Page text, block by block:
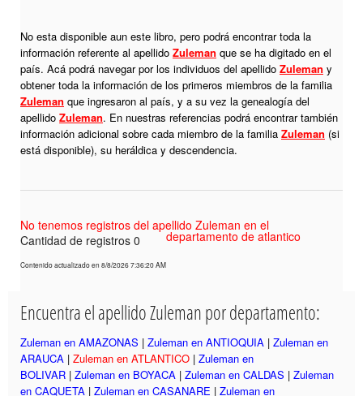
No esta disponible aun este libro, pero podrá encontrar toda la
información referente al apellido Zuleman que se ha digitado en el
país. Acá podrá navegar por los individuos del apellido Zuleman y
obtener toda la información de los primeros miembros de la familia
Zuleman que ingresaron al país, y a su vez la genealogía del
apellido Zuleman. En nuestras referencias podrá encontrar también
información adicional sobre cada miembro de la familia Zuleman (si
está disponible), su heráldica y descendencia.
No tenemos registros del apellido Zuleman en el
departamento de atlantico
Cantidad de registros 0
Contenido actualizado en 8/8/2026 7:36:20 AM
Encuentra el apellido Zuleman por departamento:
Zuleman en AMAZONAS | Zuleman en ANTIOQUIA | Zuleman en
ARAUCA | Zuleman en ATLANTICO | Zuleman en
BOLIVAR | Zuleman en BOYACA | Zuleman en CALDAS | Zuleman
en CAQUETA | Zuleman en CASANARE | Zuleman en